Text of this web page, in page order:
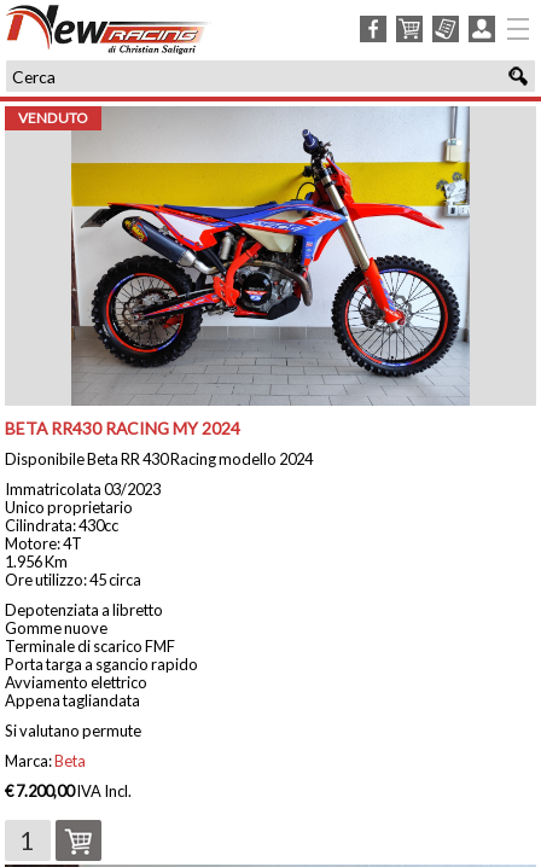
facebookcarrelloordini login
BETA RR430 RACING MY 2024
VENDUTO
Disponibile Beta RR 430 Racing modello 2024
Immatricolata 03/2023
Unico proprietario
Cilindrata: 430cc
Motore: 4T
1.956 Km
Ore utilizzo: 45 circa
Depotenziata a libretto
Gomme nuove
Terminale di scarico FMF
Porta targa a sgancio rapido
Avviamento elettrico
Appena tagliandata
Si valutano permute
Marca:Beta
€ 7.200,00IVA Incl.